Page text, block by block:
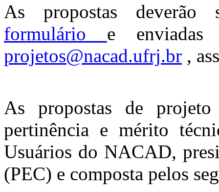
As propostas deverão
formulário
e enviadas
projetos@nacad.ufrj.br ,
As propostas de
pertinência e mérito
Usuários do NACAD,
(PEC) e composta pelos